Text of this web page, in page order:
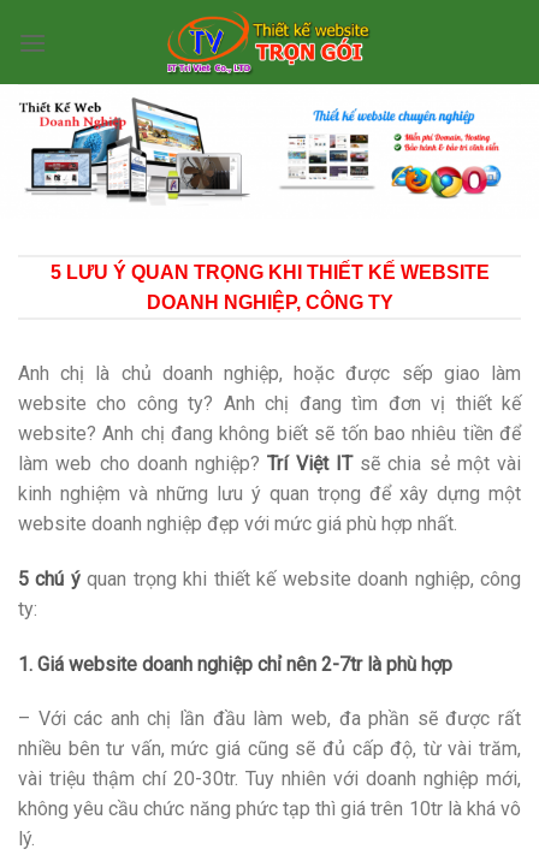
5 LƯU Ý QUAN TRỌNG KHI THIẾT KẾ WEBSITE
DOANH NGHIỆP, CÔNG TY
Anh chị là chủ doanh nghiệp, hoặc được sếp giao làm
website cho công ty? Anh chị đang tìm đơn vị thiết kế
website? Anh chị đang không biết sẽ tốn bao nhiêu tiền để
làm web cho doanh nghiệp?Trí Việt ITsẽ chia sẻ một vài
kinh nghiệm và những lưu ý quan trọng để xây dựng một
website doanh nghiệp đẹp với mức giá phù hợp nhất.
5 chú ýquan trọng khi thiết kế website doanh nghiệp, công
ty:
1. Giá website doanh nghiệp chỉ nên 2-7tr là phù hợp
– Với các anh chị lần đầu làm web, đa phần sẽ được rất
nhiều bên tư vấn, mức giá cũng sẽ đủ cấp độ, từ vài trăm,
vài triệu thậm chí 20-30tr. Tuy nhiên với doanh nghiệp mới,
không yêu cầu chức năng phức tạp thì giá trên 10tr là khá vô
lý.